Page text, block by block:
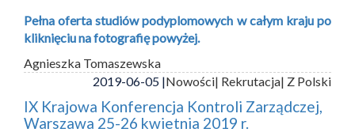
Pełna oferta studiów podyplomowych w całym kraju po
kliknięciu na fotografię powyżej.
Agnieszka Tomaszewska
2019-06-05 |Nowości| Rekrutacja| Z Polski
IX Krajowa Konferencja Kontroli Zarządczej,
Warszawa 25-26 kwietnia 2019 r.